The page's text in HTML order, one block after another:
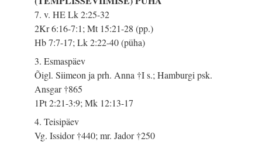
7. v. HE Lk 2:25-32
2Kr 6:16-7:1; Mt 15:21-28 (pp.)
Hb 7:7-17; Lk 2:22-40 (püha)
3. Esmaspäev
Õigl. Siimeon ja prh. Anna †I s.; Hamburgi psk.
Ansgar †865
1Pt 2:21-3:9; Mk 12:13-17
4. Teisipäev
Vg. Issidor †440; mr. Jador †250